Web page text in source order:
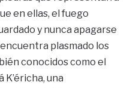
en ellas, el fuego
y nunca apagarse
plasmado los
conocidos como el
una